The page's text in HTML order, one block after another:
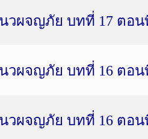
วผจญภัย บทที่ 17 ตอน
วผจญภัย บทที่ 16 ตอน
วผจญภัย บทที่ 16 ตอน